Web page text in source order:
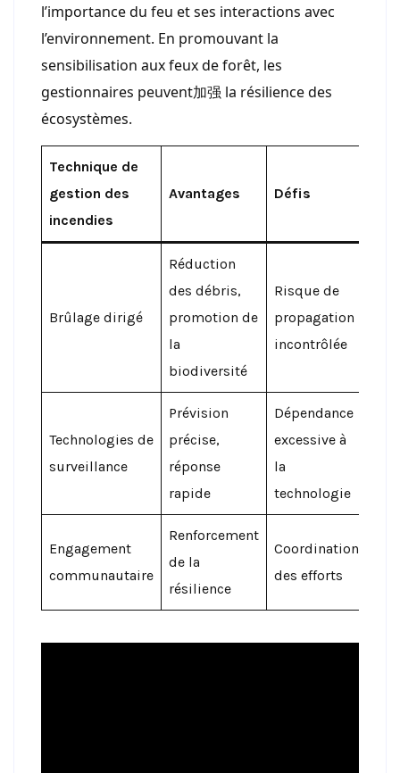
l’importance du feu et ses interactions avec
l’environnement. En promouvant la
sensibilisation aux feux de forêt, les
gestionnaires peuvent加强 la résilience des
écosystèmes.
Technique de
gestion des
incendies
Avantages Défis
Brûlage dirigé
Réduction
des débris,
promotion de
la
biodiversité
Risque de
propagation
incontrôlée
Technologies de
surveillance
Prévision
précise,
réponse
rapide
Dépendance
excessive à
la
technologie
Engagement
communautaire
Renforcement
de la
résilience
Coordination
des efforts